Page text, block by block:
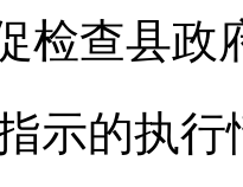
检查县政
示的执